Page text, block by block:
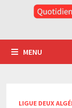
MENU
LIGUE DEUX